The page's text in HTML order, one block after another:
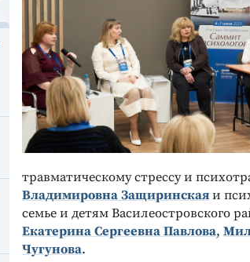
травматическому стрессу и
Владимировна Защиринскаяи
семье и детям Василеостровского
Екатерина Сергеевна Павлова,
Чугунова.